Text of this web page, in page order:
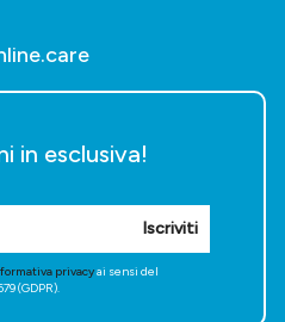
in esclusiva!
Iscriviti
privacyai sensi del
(GDPR).